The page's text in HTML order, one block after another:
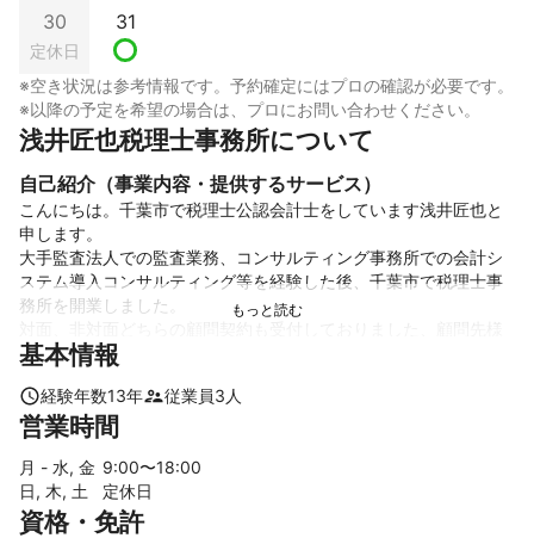
30
定休日
31
※空き状況は参考情報です。予約確定にはプロの確認が必要です。
※以降の予定を希望の場合は、プロにお問い合わせください。
浅井匠也税理士事務所について
自己紹介（事業内容・提供するサービス）
こんにちは。千葉市で税理士公認会計士をしています浅井匠也と
申します。
大手監査法人での監査業務、コンサルティング事務所での会計シ
ステム導入コンサルティング等を経験した後、千葉市で税理士事
務所を開業しました。
からは問合せに対するスピーディーな返答が高く評価されていま
業種・業態問わず、税務会計分野には幅広く対応しておりますの
で、まずはご相談いただければと思います。
・会計システム導入サポート（中堅～大企業）
・税務顧問業務（新規設立法人、個人事業主）
・原価計算支援（中堅企業）
基本情報
経験年数13年 従業員3 人
営業時間
月 - 水, 金 9:00〜18:00
日, 木, 土
定休日
資格・免許